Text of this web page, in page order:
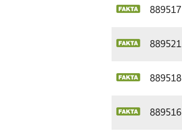
889517
889521
889518
889516